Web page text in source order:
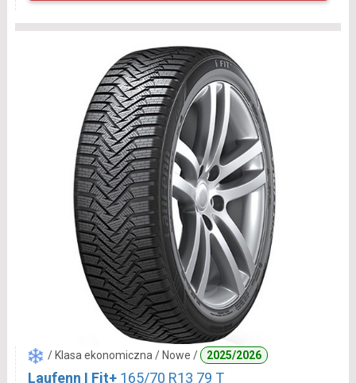
/ Klasa ekonomiczna / Nowe / 2025/2026
Laufenn I Fit+ 165/70 R13 79 T